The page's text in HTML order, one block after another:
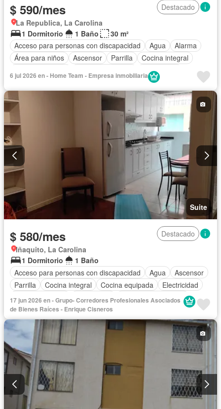
$ 590/mes
Destacado
La Republica, La Carolina
1 Dormitorio
1 Baño
30 m²
Acceso para personas con discapacidad
Agua
Alarma
Área para niños
Ascensor Parrilla
Cocina integral
Electricidad
Gimnasio
Garita de guardianía Internet
Jacuzzi
Seguridad
Vista panorámica
Completamente amoblado
6 jul 2026 en - Home Team - Empresa inmobiliaria
Suite
$ 580/mes
Destacado
Iñaquito, La Carolina
1 Dormitorio
1 Baño
Acceso para personas con discapacidad
Agua
Ascensor
Parrilla
Cocina integral Cocina equipada
Electricidad
Estacionamiento
Gas natural
Garita de guardianía
Jacuzzi
Conserje Sauna
Vista panorámica
Completamente amoblado
17 jun 2026 en - Grupo- Corredores Profesionales Asociados
de Bienes Raíces - Enrique Cisneros